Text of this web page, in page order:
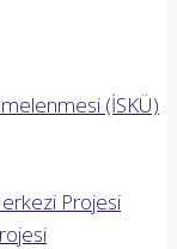
(İSKÜ)
Projesi